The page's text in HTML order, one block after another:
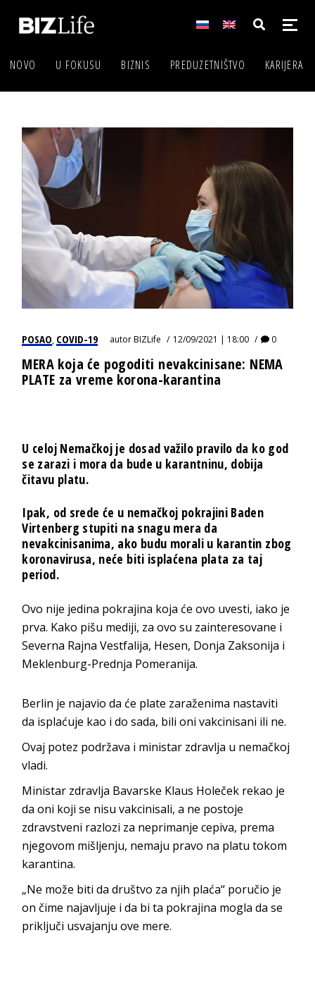
NOVO U FOKUSU BIZNIS PREDUZETNIŠTVO KARIJERA
POSAO, COVID-19 autorBIZLife 12/09/2021 | 18:00 0
MERA koja će pogoditi nevakcinisane: NEMA
PLATE za vreme korona-karantina
U celoj Nemačkoj je dosad važilo pravilo da ko god
se zarazi i mora da bude u karantninu, dobija
čitavu platu.
Ipak, od srede će u nemačkoj pokrajini Baden
Virtenberg stupiti na snagu mera da
nevakcinisanima, ako budu morali u karantin zbog
koronavirusa, neće biti isplaćena plata za taj
period.
Ovo nije jedina pokrajina koja će ovo uvesti, iako je
prva. Kako pišu mediji, za ovo su zainteresovane i
Severna Rajna Vestfalija, Hesen, Donja Zaksonija i
Meklenburg-Prednja Pomeranija.
Berlin je najavio da će plate zaraženima nastaviti
da isplaćuje kao i do sada, bili oni vakcinisani ili ne.
Ovaj potez podržava i ministar zdravlja u nemačkoj
vladi.
Ministar zdravlja Bavarske Klaus Holeček rekao je
da oni koji se nisu vakcinisali, a ne postoje
zdravstveni razlozi za neprimanje cepiva, prema
njegovom mišljenju, nemaju pravo na platu tokom
karantina.
„Ne može biti da društvo za njih plaća“ poručio je
on čime najavljuje i da bi ta pokrajina mogla da se
priključi usvajanju ove mere.